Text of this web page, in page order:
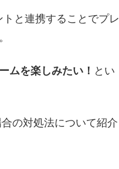
トと連携することでプレ
ムを楽しみたい！ とい
の対処法について紹介